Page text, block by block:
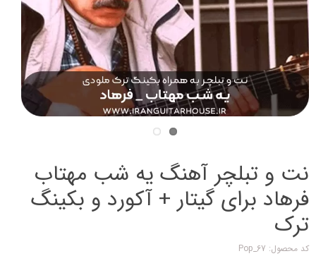
نت و تبلچر آهنگ یه شب مهتاب
فرهاد برای گیتار + آکورد و بکینگ
ترک
کد محصول: Pop_67